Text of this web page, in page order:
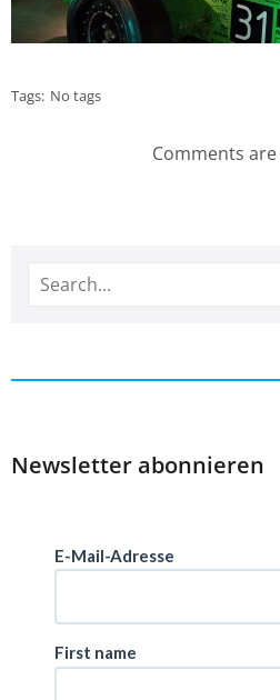
Tags: No tags
Comments
Newsletter abonnieren